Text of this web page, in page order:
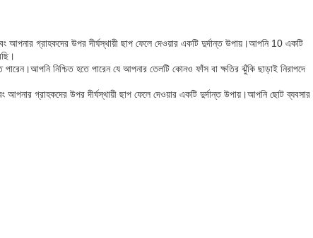
আপনার গ্রাহকদের উপর দীর্ঘস্থায়ী ছাপ ফেলে দেওয়ার একটি দুর্দান্ত উপায়।আপনি 10 একটি
নিশ্চিত হতে পারেন যে আপনার তেলটি কোনও ফাঁস বা ক্ষতির ঝুঁকি ছাড়াই নিরাপদে
আপনার গ্রাহকদের উপর দীর্ঘস্থায়ী ছাপ ফেলে দেওয়ার একটি দুর্দান্ত উপায়।আপনি ছোট ব্যবসার